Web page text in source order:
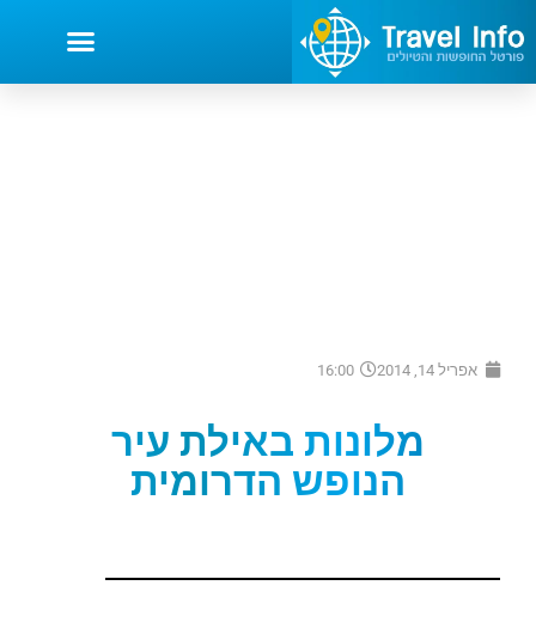
אפריל 14, 2014 16:00
מלונות באילת עיר
הנופש הדרומית